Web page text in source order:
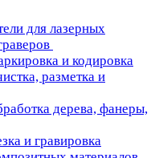
для лазерных
и кодировка
разметка и
дерева, фанеры,
и гравировка